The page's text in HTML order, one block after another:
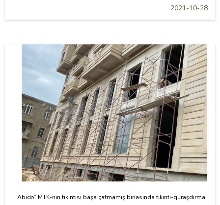
2021-10-28
“Abidə” MTK-nın tikintisi başa çatmamış binasında tikinti-quraşdırma